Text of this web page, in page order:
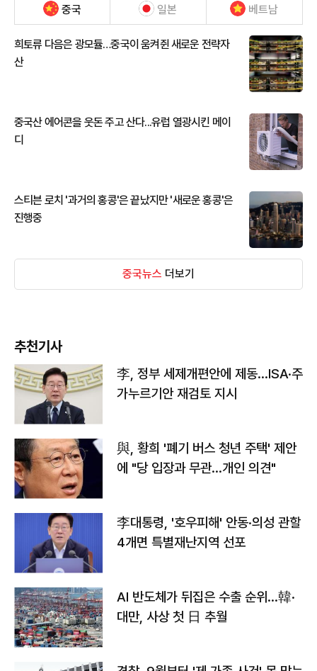
중국 일본 베트남
희토류 다음은 광모듈…중국이 움켜쥔 새로운 전략자
산
중국산 에어콘을 웃돈 주고 산다...유럽 열광시킨 메이
디
스티븐 로치 '과거의 홍콩'은 끝났지만 '새로운 홍콩'은
진행중
중국뉴스 더보기
추천기사
李, 정부 세제개편안에 제동…ISA·주
가누르기안 재검토 지시
與, 황희 '폐기 버스 청년 주택' 제안
에 "당 입장과 무관…개인 의견"
李대통령, '호우피해' 안동·의성 관할
4개면 특별재난지역 선포
AI 반도체가 뒤집은 수출 순위…韓·
대만, 사상 첫 日 추월